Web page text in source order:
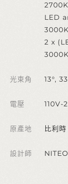
LED
2 x
光束角 13°,
電壓 110V-
原產地 比利時
設計師